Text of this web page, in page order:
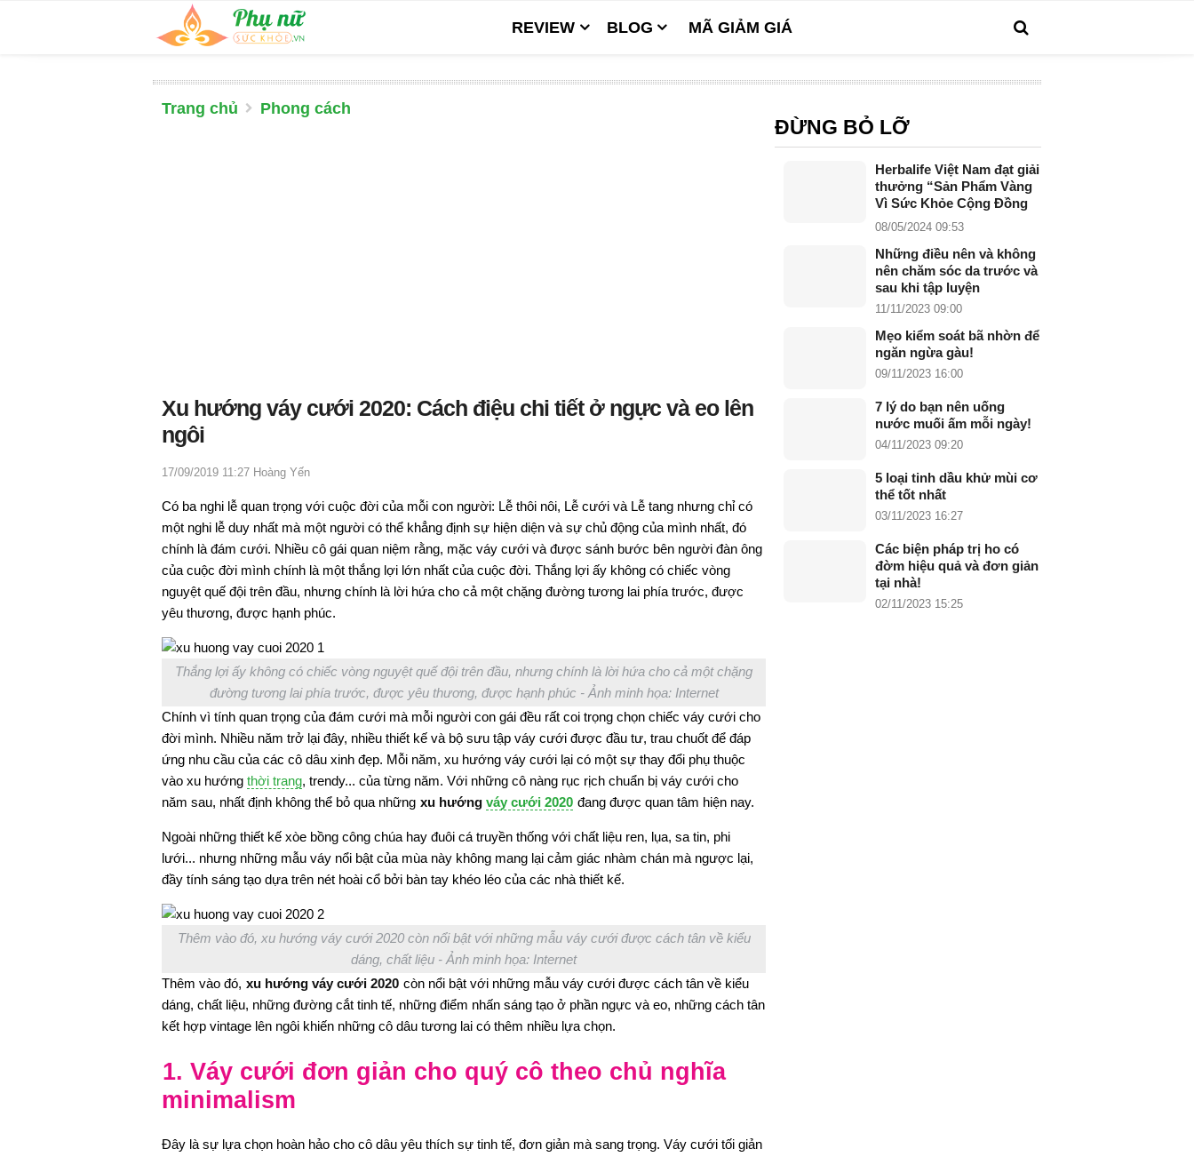
REVIEW BLOG MÃ GIẢM GIÁ
Trang chủ Phong cách
Xu hướng váy cưới 2020: Cách điệu chi tiết ở ngực và eo lên
ngôi
17/09/2019 11:27 Hoàng Yến
Có ba nghi lễ quan trọng với cuộc đời của mỗi con người: Lễ thôi nôi, Lễ cưới và Lễ tang nhưng chỉ có
một nghi lễ duy nhất mà một người có thể khẳng định sự hiện diện và sự chủ động của mình nhất, đó
chính là đám cưới. Nhiều cô gái quan niệm rằng, mặc váy cưới và được sánh bước bên người đàn ông
của cuộc đời mình chính là một thắng lợi lớn nhất của cuộc đời. Thắng lợi ấy không có chiếc vòng
nguyệt quế đội trên đầu, nhưng chính là lời hứa cho cả một chặng đường tương lai phía trước, được
yêu thương, được hạnh phúc.
Thắng lợi ấy không có chiếc vòng nguyệt quế đội trên đầu, nhưng chính là lời hứa cho cả một chặng
đường tương lai phía trước, được yêu thương, được hạnh phúc - Ảnh minh họa: Internet
Chính vì tính quan trọng của đám cưới mà mỗi người con gái đều rất coi trọng chọn chiếc váy cưới cho
đời mình. Nhiều năm trở lại đây, nhiều thiết kế và bộ sưu tập váy cưới được đầu tư, trau chuốt để đáp
ứng nhu cầu của các cô dâu xinh đẹp. Mỗi năm, xu hướng váy cưới lại có một sự thay đổi phụ thuộc
vào xu hướng thời trang, trendy... của từng năm. Với những cô nàng rục rịch chuẩn bị váy cưới cho
năm sau, nhất định không thể bỏ qua những xu hướng váy cưới 2020 đang được quan tâm hiện nay.
Ngoài những thiết kế xòe bồng công chúa hay đuôi cá truyền thống với chất liệu ren, lụa, sa tin, phi
lưới... nhưng những mẫu váy nổi bật của mùa này không mang lại cảm giác nhàm chán mà ngược lại,
đầy tính sáng tạo dựa trên nét hoài cổ bởi bàn tay khéo léo của các nhà thiết kế.
Thêm vào đó, xu hướng váy cưới 2020 còn nổi bật với những mẫu váy cưới được cách tân về kiểu
dáng, chất liệu - Ảnh minh họa: Internet
Thêm vào đó, xu hướng váy cưới 2020 còn nổi bật với những mẫu váy cưới được cách tân về kiểu
dáng, chất liệu, những đường cắt tinh tế, những điểm nhấn sáng tạo ở phần ngực và eo, những cách tân
kết hợp vintage lên ngôi khiến những cô dâu tương lai có thêm nhiều lựa chọn.
1. Váy cưới đơn giản cho quý cô theo chủ nghĩa
minimalism
Đây là sự lựa chọn hoàn hảo cho cô dâu yêu thích sự tinh tế, đơn giản mà sang trọng. Váy cưới tối giản
ĐỪNG BỎ LỠ
Herbalife Việt Nam đạt giải
thưởng “Sản Phẩm Vàng
Vì Sức Khỏe Cộng Đồng
năm 2024”
08/05/2024 09:53
Những điều nên và không
nên chăm sóc da trước và
sau khi tập luyện
11/11/2023 09:00
Mẹo kiểm soát bã nhờn để
ngăn ngừa gàu!
09/11/2023 16:00
7 lý do bạn nên uống
nước muối ấm mỗi ngày!
04/11/2023 09:20
5 loại tinh dầu khử mùi cơ
thể tốt nhất
03/11/2023 16:27
Các biện pháp trị ho có
đờm hiệu quả và đơn giản
tại nhà!
02/11/2023 15:25